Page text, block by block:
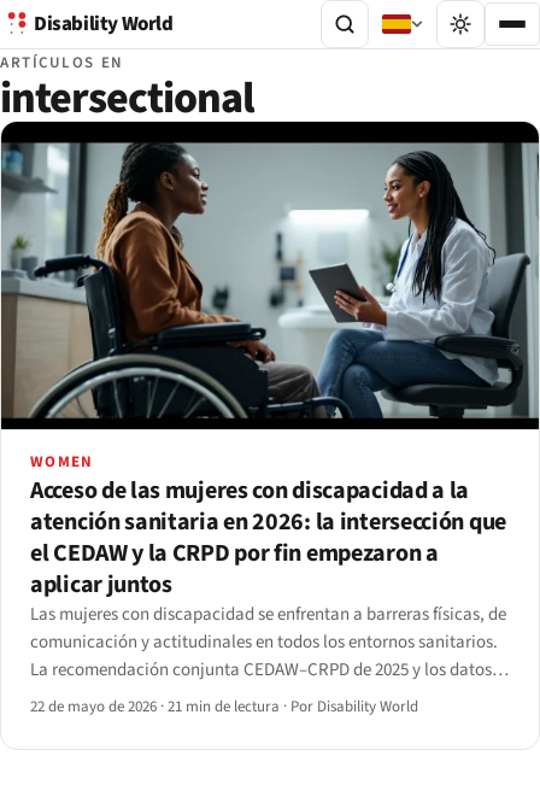
Disability World
ARTÍCULOS EN
intersectional
WOMEN
Acceso de las mujeres con discapacidad a la
atención sanitaria en 2026: la intersección que
el CEDAW y la CRPD por fin empezaron a
aplicar juntos
Las mujeres con discapacidad se enfrentan a barreras físicas, de
comunicación y actitudinales en todos los entornos sanitarios.
La recomendación conjunta CEDAW–CRPD de 2025 y los datos
de reformas nacionales de 2024-26 muestran dónde está
22 de mayo de 2026 ·21 min de lectura · Por Disability World